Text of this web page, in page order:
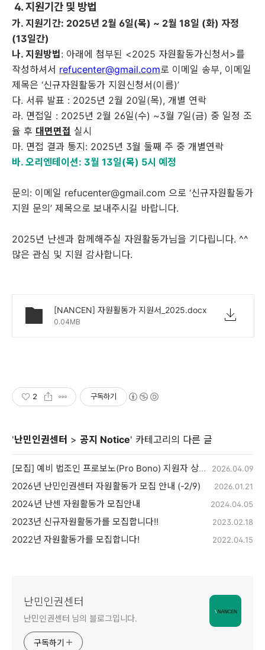
4.지원기간 및 방법
가. 지원기간: 2025년 2월 6일(목) ~ 2월 18일 (화) 자정
(13일간)
나. 지원방법: 아래에 첨부된 <2025 자원활동가신청서 >를
작성하셔서 refucenter@gmail.com로 이메일 송부, 이메일
제목은 ‘신규자원활동가 지원신청서 (이름)’
다. 서류 발표 : 2025년 2월 20일(목), 개별 연락
라. 면접일 : 2025년 2월 26일(수) ~3월 7일(금) 중 일정 조
율 후 대면면접 실시
마. 면접 결과 통지 : 2025년 3월 둘째 주 중 개별연락
바. 오리엔테이션: 3월 13일(목) 5시 예정
문의 : 이메일 refucenter@gmail.com 으로 ‘신규자원활동가
지원 문의 ’ 제목으로 보내주시길 바랍니다.
2025년 난센과 함께해주실 자원활동가님을 기다립니다. ^^
많은 관심 및 지원 감사합니다.
[NANCEN] 자원활동가 지원서_2025.docx
0.04MB
2 구독하기
'난민인권센터 > 공지 Notice' 카테고리의 다른 글
[모집] 예비 법조인 프로보노(Pro Bono) 지원자 상시 모집 2026.04.09
2026년 난민인권센터 자원활동가 모집 안내 (-2/9) 2026.01.21
2024년 난센 자원활동가 모집안내 2024.04.05
2023년 신규자원활동가를 모집합니다!! 2023.02.18
2022년 자원활동가를 모집합니다! 2022.04.15
난민인권센터
난민인권센터 님의 블로그입니다.
구독하기